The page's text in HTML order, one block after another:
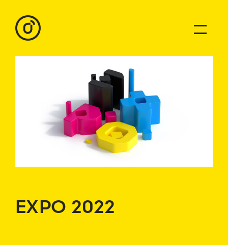
EXPO 2022